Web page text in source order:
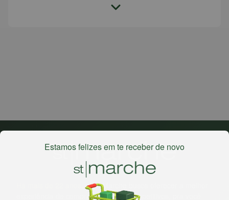
, o St. Marche busca oferecer a melhor
experiência de compras, a preços competitivos, pra você
Estamos felizes em te receber de novo